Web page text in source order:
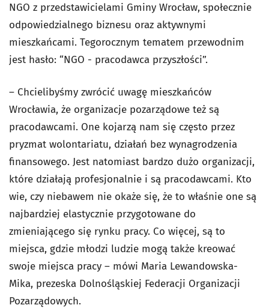
NGO z przedstawicielami Gminy Wrocław, społecznie
odpowiedzialnego biznesu oraz aktywnymi
mieszkańcami. Tegorocznym tematem przewodnim
jest hasło: “NGO - pracodawca przyszłości”.
– Chcielibyśmy zwrócić uwagę mieszkańców
Wrocławia, że organizacje pozarządowe też są
pracodawcami. One kojarzą nam się często przez
pryzmat wolontariatu, działań bez wynagrodzenia
finansowego. Jest natomiast bardzo dużo organizacji,
które działają profesjonalnie i są pracodawcami. Kto
wie, czy niebawem nie okaże się, że to właśnie one są
najbardziej elastycznie przygotowane do
zmieniającego się rynku pracy. Co więcej, są to
miejsca, gdzie młodzi ludzie mogą także kreować
swoje miejsca pracy – mówi Maria Lewandowska-
Mika, prezeska Dolnośląskiej Federacji Organizacji
Pozarządowych.